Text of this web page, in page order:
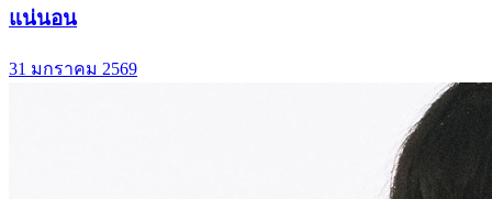
แน่นอน
31 มกราคม 2569